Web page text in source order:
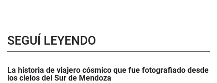
SEGUÍ LEYENDO
La historia de viajero cósmico que fue fotografiado desde
los cielos del Sur de Mendoza